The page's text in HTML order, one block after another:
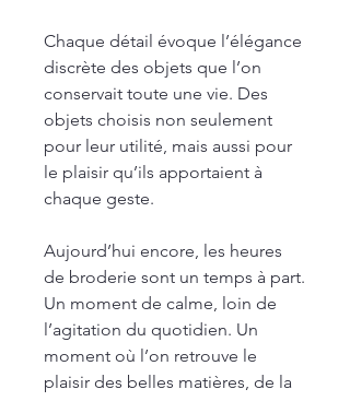
Chaque détail évoque l’élégance
discrète des objets que l’on
conservait toute une vie. Des
objets choisis non seulement
pour leur utilité, mais aussi pour
le plaisir qu’ils apportaient à
chaque geste.
Aujourd’hui encore, les heures
de broderie sont un temps à part.
Un moment de calme, loin de
l’agitation du quotidien. Un
moment où l’on retrouve le
plaisir des belles matières, de la